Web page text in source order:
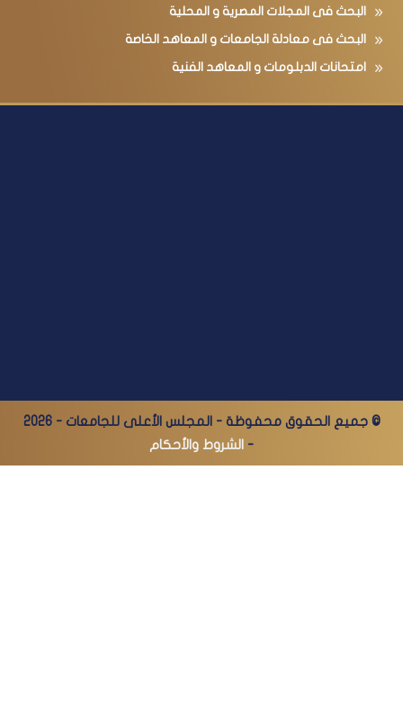
البحث فى المجلات المصرية و المحلية
البحث فى معادلة الجامعات و المعاهد الخاصة
امتحانات الدبلومات و المعاهد الفنية
© جميع الحقوق محفوظة - المجلس الأعلى للجامعات - 2026
- الشروط والأحكام